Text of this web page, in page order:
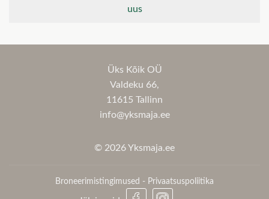
uus
Üks Kõik OÜ
Valdeku 66,
11615 Tallinn
info@yksmaja.ee
© 2026 Yksmaja.ee
Broneerimistingimused - Privaatsuspoliitika